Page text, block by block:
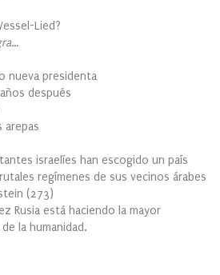
Lied?
nueva presidenta
después
arepas
israelíes han escogido un país
regímenes de sus vecinos árabes
(273)
Rusia está haciendo la mayor
la humanidad.